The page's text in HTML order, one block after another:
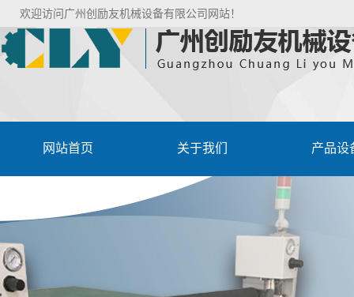
欢迎访问广州创励友机械设备有限公司网站！
网站首页 关于我们 产品设